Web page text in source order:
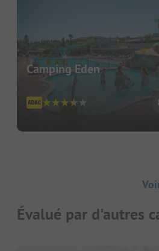
Camping Eden
Évalué par d'autres